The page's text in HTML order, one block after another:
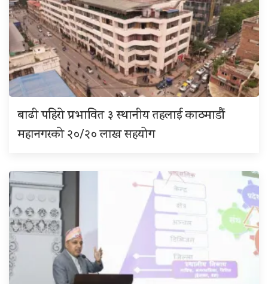
बाढी पहिरो प्रभावित ३ स्थानीय तहलाई काठमाडौं
महानगरको २०/२० लाख सहयोग